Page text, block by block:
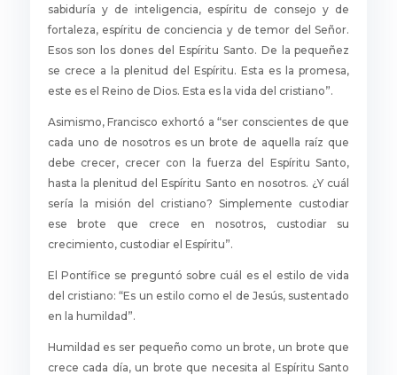
sabiduría y de inteligencia, espíritu de consejo y de
fortaleza, espíritu de conciencia y de temor del Señor.
Esos son los dones del Espíritu Santo. De la pequeñez
se crece a la plenitud del Espíritu. Esta es la promesa,
este es el Reino de Dios. Esta es la vida del cristiano”.
Asimismo, Francisco exhortó a “ser conscientes de que
cada uno de nosotros es un brote de aquella raíz que
debe crecer, crecer con la fuerza del Espíritu Santo,
hasta la plenitud del Espíritu Santo en nosotros. ¿Y cuál
sería la misión del cristiano? Simplemente custodiar
ese brote que crece en nosotros, custodiar su
crecimiento, custodiar el Espíritu”.
El Pontífice se preguntó sobre cuál es el estilo de vida
del cristiano: “Es un estilo como el de Jesús, sustentado
en la humildad”.
Humildad es ser pequeño como un brote, un brote que
crece cada día, un brote que necesita al Espíritu Santo